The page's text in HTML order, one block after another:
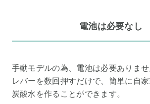
電池は必要なし
手動モデルの為、電池は必要ありませ
レバーを数回押すだけで、簡単に自
炭酸水を作ることができます。